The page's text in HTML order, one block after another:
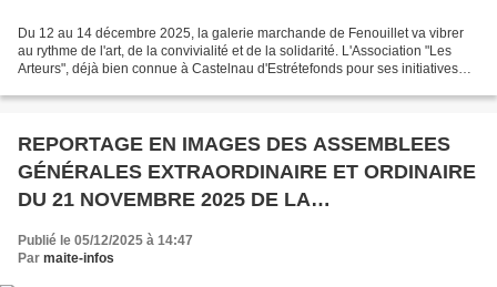
Du 12 au 14 décembre 2025, la galerie marchande de Fenouillet va vibrer
au rythme de l'art, de la convivialité et de la solidarité. L'Association "Les
Arteurs", déjà bien connue à Castelnau d'Estrétefonds pour ses initiatives
REPORTAGE EN IMAGES DES ASSEMBLEES
GÉNÉRALES EXTRAORDINAIRE ET ORDINAIRE
DU 21 NOVEMBRE 2025 DE LA
DU FRONTONNAIS
Publié le 05/12/2025 à 14:47
Par maite-infos